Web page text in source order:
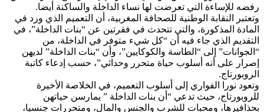
رفضه للإساءة التي تعرضت لها نساء الداخلة والساكنة أيضا.
وتعتبر النقابة الوطنية للصحافة المغربية، أن التعميم الذي ورد في
المادة المذكورة، والتي تتحدث في فقرتين عن “بنات الداخلة”، في
التقديم الذي جاء فيه أن “كل شيء متوفر في الداخلة، من
“الجوانات” إلى “الطاسة والكوكايين”، وأن “بنات الداخلة” لديهن
إصرار على أنه أسلوب حياة متحرر وحداثي”، حسب إدعاء كاتبة
الروبورتاج.
وتعود نورا الفواري إلى أسلوب التعميم، في الخلاصة الأخيرة
للروبورتاج، حيث تدعي “أن بنات الداخلة ” يمارسن حياتهن
بحذافيرها، ومحبات للشرب والجنس والمال، ومتحررات جنسيا،